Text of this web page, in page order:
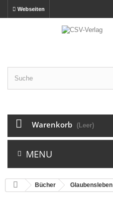
Webseiten
Warenkorb (Leer)
MENU
Bücher Glaubensleben